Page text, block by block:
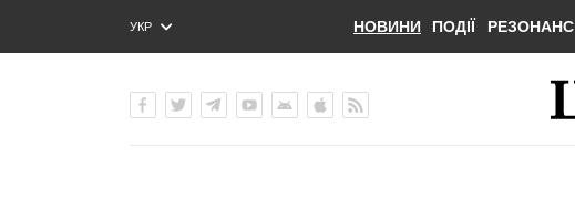
УКР
ENG
НОВИНИ ПОДІЇ РЕЗОНАНС